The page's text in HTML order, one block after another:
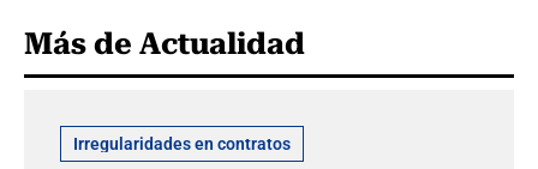
Más de Actualidad
Irregularidades en contratos